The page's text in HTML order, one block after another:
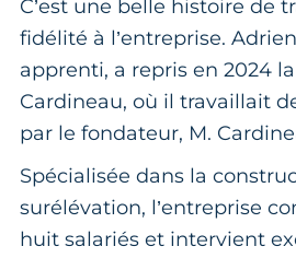
C’est une belle histoire de
fidélité à l’entreprise.
apprenti, a repris en 2024
Cardineau, où il travaillait
par le fondateur, M.
Spécialisée dans la
surélévation, l’entreprise
huit salariés et intervient